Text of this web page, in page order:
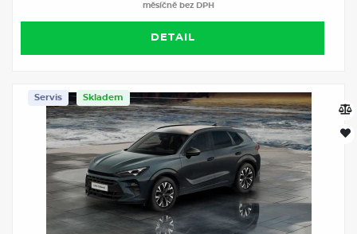
měsíčně bez DPH
DETAIL
Skladem
Servis